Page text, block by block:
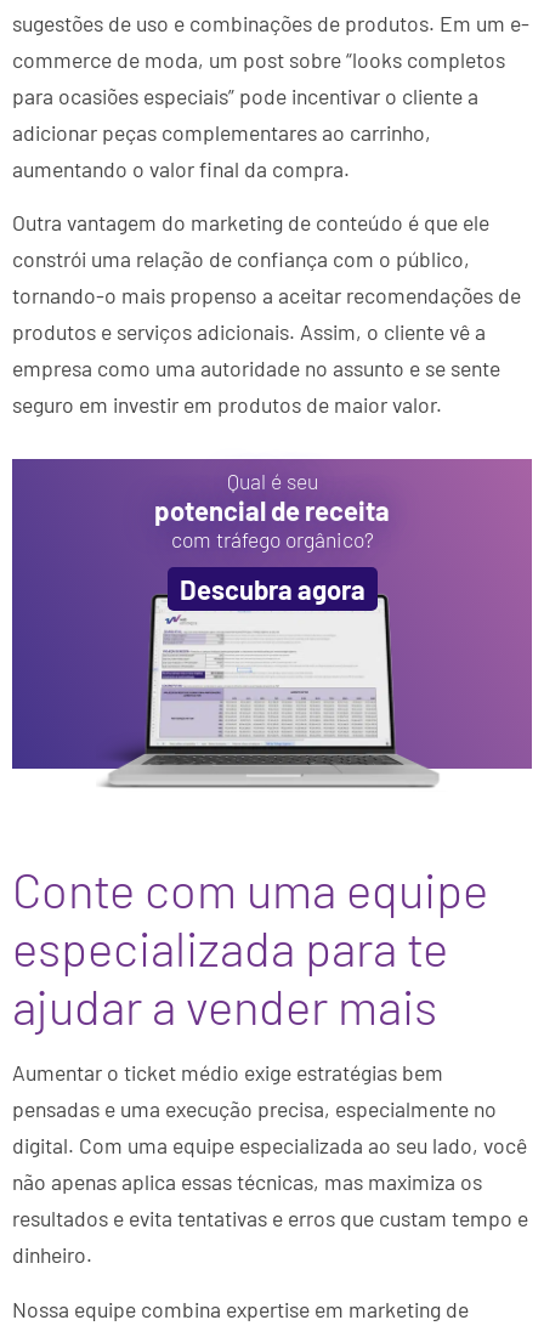
sugestões de uso e combinações de produtos. Em um e-
commerce de moda, um post sobre “looks completos
para ocasiões especiais” pode incentivar o cliente a
adicionar peças complementares ao carrinho,
aumentando o valor final da compra.
Outra vantagem do marketing de conteúdo é que ele
constrói uma relação de confiança com o público,
tornando-o mais propenso a aceitar recomendações de
produtos e serviços adicionais. Assim, o cliente vê a
empresa como uma autoridade no assunto e se sente
seguro em investir em produtos de maior valor.
Qual é seu
potencial de receita
com tráfego orgânico?
Descubra agora
Conte com uma equipe
especializada para te
ajudar a vender mais
Aumentar o ticket médio exige estratégias bem
pensadas e uma execução precisa, especialmente no
digital. Com uma equipe especializada ao seu lado, você
não apenas aplica essas técnicas, mas maximiza os
resultados e evita tentativas e erros que custam tempo e
dinheiro.
Nossa equipe combina expertise em marketing de